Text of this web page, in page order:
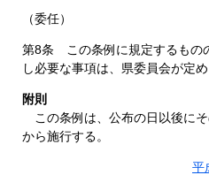
（委任）
第8条 この条例に規定するもの
し必要な事項は、県委員会が定め
附則
この条例は、公布の日以後に
から施行する。
平